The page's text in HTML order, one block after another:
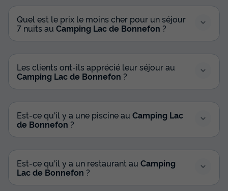
CHALET 8 personnes - Premium 35 m²
avec vue sur le lac
Annulation gratuite
Surface
Animaux autorisés * Cafetière
Chaise longue
Lave-vaisselle
Congélateur
CHALET 8 personnes - Premium 35 m² avec vue sur le lac
du09/09/2026au 16/09/2026
Quel est le prix le moins cher pour un séjour
7 nuits au Camping Lac de Bonnefon ?
Les clients ont-ils apprécié leur séjour au
Camping Lac de Bonnefon ?
Est-ce qu'il y a une piscine au Camping Lac
de Bonnefon ?
Est-ce qu'il y a un restaurant au Camping
Lac de Bonnefon ?